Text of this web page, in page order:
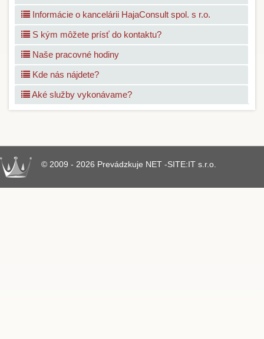
Informácie o kancelárii HajaConsult spol. s r.o.
S kým môžete prísť do kontaktu?
Naše pracovné hodiny
Kde nás nájdete?
Aké služby vykonávame?
© 2009 - 2026 Prevádzkuje NET -SITE:IT s.r.o.